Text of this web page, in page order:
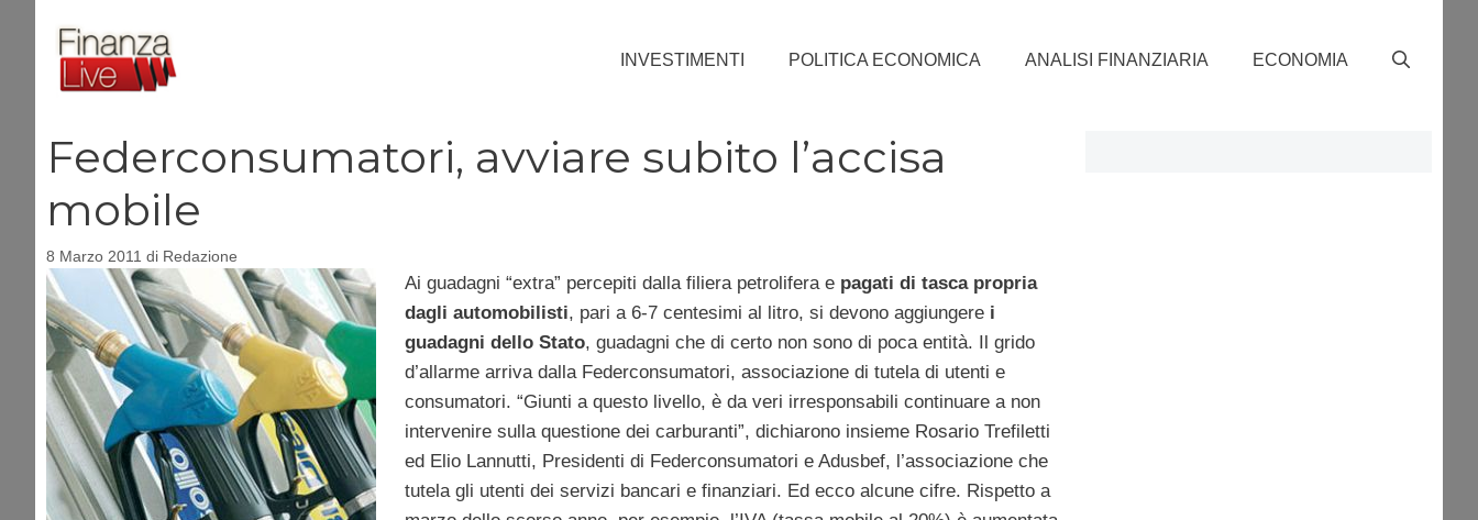
contenuto
INVESTIMENTI POLITICA ECONOMICA ANALISI FINANZIARIA ECONOMIA
Federconsumatori, avviare subito l’accisa
mobile
8 Marzo 2011 di Redazione
Ai guadagni “extra” percepiti dalla filiera petrolifera e pagati di tasca propria
dagli automobilisti, pari a 6-7 centesimi al litro, si devono aggiungere i
guadagni dello Stato, guadagni che di certo non sono di poca entità. Il grido
d’allarme arriva dalla Federconsumatori, associazione di tutela di utenti e
consumatori. “Giunti a questo livello, è da veri irresponsabili continuare a non
intervenire sulla questione dei carburanti”, dichiarono insieme Rosario Trefiletti
ed Elio Lannutti, Presidenti di Federconsumatori e Adusbef, l’associazione che
tutela gli utenti dei servizi bancari e finanziari. Ed ecco alcune cifre. Rispetto a